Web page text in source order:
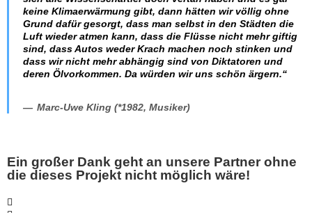
keine Klimaerwärmung gibt, dann hätten wir völlig ohne
Grund dafür gesorgt, dass man selbst in den Städten die
Luft wieder atmen kann, dass die Flüsse nicht mehr giftig
sind, dass Autos weder Krach machen noch stinken und
dass wir nicht mehr abhängig sind von Diktatoren und
deren Ölvorkommen. Da würden wir uns schön ärgern.“
Marc-Uwe Kling (*1982, Musiker)
Ein großer Dank geht an unsere Partner ohne
die dieses Projekt nicht möglich wäre!